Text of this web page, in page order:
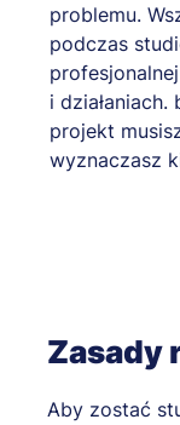
problemu.
podczas
i
projekt
wyznaczasz
Zasady
Aby zostać